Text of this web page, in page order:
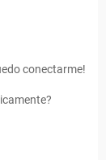
conectarme!